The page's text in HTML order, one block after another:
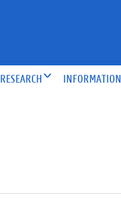
RESEARCH INFORMATION